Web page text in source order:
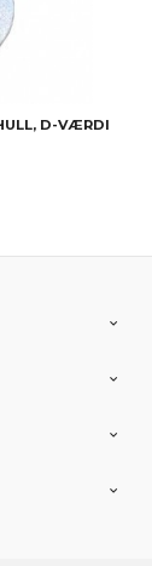
D-VÆRDI